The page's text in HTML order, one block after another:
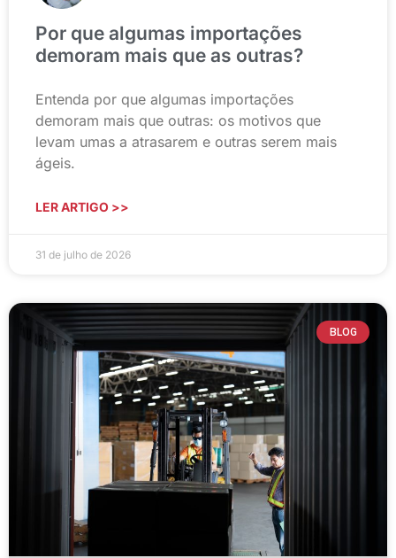
Por que algumas importações
demoram mais que as outras?
Entenda por que algumas importações
demoram mais que outras: os motivos que
levam umas a atrasarem e outras serem mais
ágeis.
LER ARTIGO >>
31 de julho de 2026
BLOG